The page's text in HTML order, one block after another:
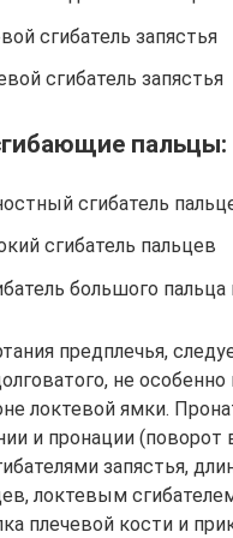
сгибатель запястья
сгибатель запястья
пальцы:
сгибатель
сгибатель пальцев
большого пальца
предплечья,
не особенно
локтевой ямки.
и пронации (поворот
запястья,
локтевым
плечевой кости и